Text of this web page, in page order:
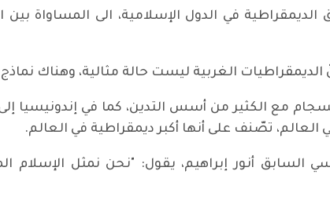
في الدول الإسلامية، الى المساواة بين
الغربية ليست حالة مثالية، وهناك
مع الكثير من أسس التدين، كما في إندونيسيا إلى
تصّنف على أنها أكبر ديمقراطية في العالم.
السابق أنور إبراهيم، يقول: "نحن نمثل الإسلام